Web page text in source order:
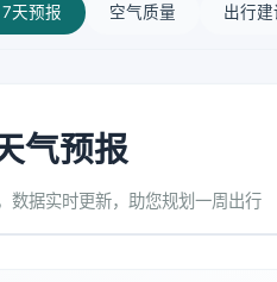
7天预报 空气质量 出行建
气预报
数据实时更新，助您规划一周出行